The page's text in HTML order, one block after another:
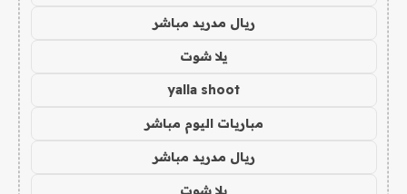
ريال مدريد مباشر
يلا شوت
yalla shoot
مباريات اليوم مباشر
ريال مدريد مباشر
يلا شوت